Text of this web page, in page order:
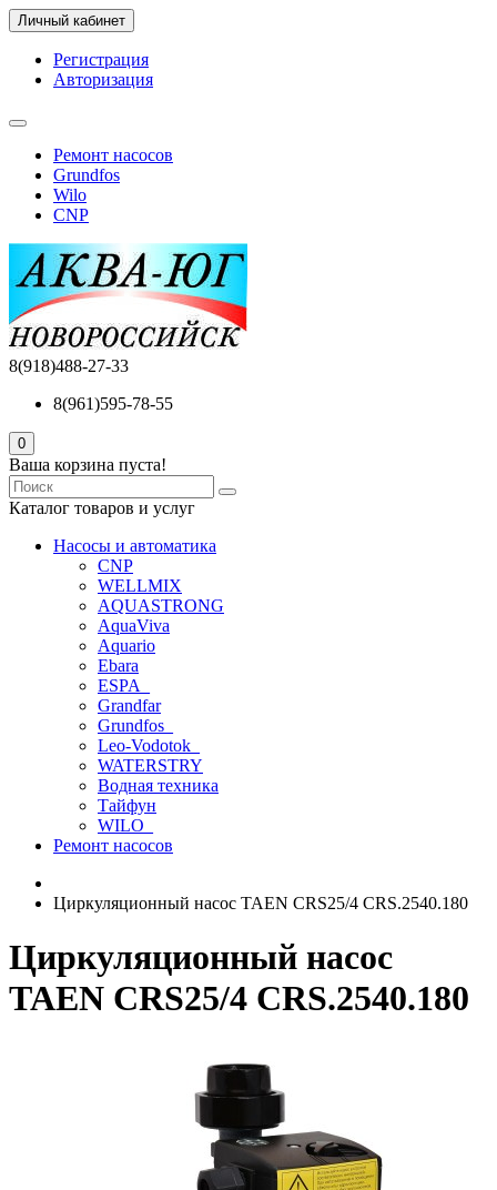
Личный кабинет
Регистрация
Авторизация
Ремонт насосов
Grundfos
Wilo
CNP
8(918)488-27-33
8(961)595-78-55
0
Ваша корзина пуста!
Каталог товаров и услуг
Насосы и автоматика
CNP
WELLMIX
AQUASTRONG
AquaViva
Aquario
Ebara
ESPA_
Grandfar
Grundfos_
Leo-Vodotok_
WATERSTRY
Водная техника
Тайфун
WILO_
Ремонт насосов
Циркуляционный насос TAEN CRS25/4 CRS.2540.180
Циркуляционный насос
TAEN CRS25/4 CRS.2540.180